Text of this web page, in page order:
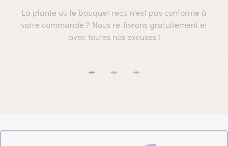
La plante ou le bouquet reçu n'est pas conforme à
votre commande ? Nous re-livrons gratuitement et
avec toutes nos excuses !